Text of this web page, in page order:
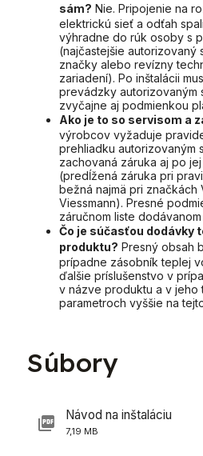
sám? Nie. Pripojenie na
elektrickú sieť a odťah
výhradne do rúk osoby s
(najčastejšie autorizovaný
značky alebo revízny
zariadení). Po inštalácii
prevádzky autorizovaným
zvyčajne aj podmienkou
Ako je to so servisom a
výrobcov vyžaduje
prehliadku autorizovaným
zachovaná záruka aj po
(predĺžená záruka pri
bežná najmä pri značkách
Viessmann). Presné
záručnom liste
Čo je súčasťou dodávky
produktu? Presný obsah
prípadne zásobník teplej
ďalšie príslušenstvo v
v názve produktu a v jeho
parametroch vyššie na
Súbory
Návod na inštaláciu
7,19 MB